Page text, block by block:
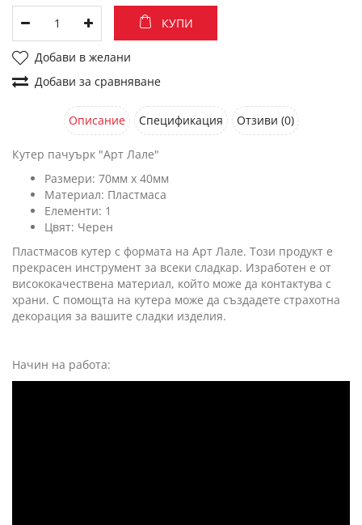
КУПИ
Добави в желани
Добави за сравняване
Описание Спецификация Отзиви (0)
Кутер пачуърк "Арт Лале"
Размери: 70мм х 40мм
Материал: Пластмаса
Елементи: 1
Цвят: Черен
Пластмасов кутер с формата на Арт Лале. Този продукт е
прекрасен инструмент за всеки сладкар. Изработен е от
висококачествена материал, който може да контактува с
храни. С помощта на кутера може да създадете страхотна
декорация за вашите сладки изделия.
Начин на работа: